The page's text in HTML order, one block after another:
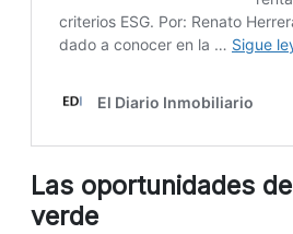
Las oportunidades
verde